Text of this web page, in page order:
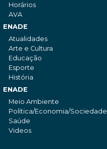
Horários
AVA
ENADE
Atualidades
Arte e Cultura
Educação
Esporte
História
ENADE
Meio Ambiente
Política/Economia/Sociedade
Saúde
Videos